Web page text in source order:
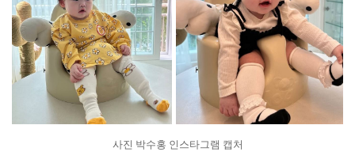
사진 박수홍 인스타그램 캡처